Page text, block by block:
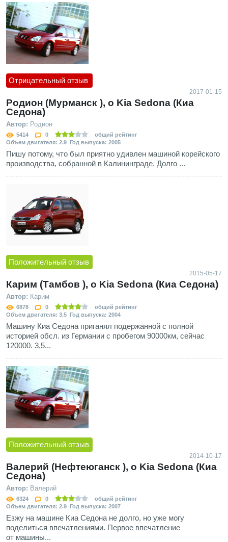
Отрицательный отзыв
2017-01-15
Родион (Мурманск ), о Kia Sedona (Киа
Седона)
Автор: Родион
5414 0
общий рейтинг
Объем двигателя: 2.9 Год выпуска: 2005
Пишу потому, что был приятно удивлен машиной корейского
производства, собранной в Калининграде. Долго ...
Положительный отзыв
2015-05-17
Карим (Тамбов ), о Kia Sedona (Киа Седона)
Автор: Карим
6878 0
общий рейтинг
Объем двигателя: 3.5 Год выпуска: 2004
Машину Киа Седона приганял подержанной с полной
историей обсл. из Германии с пробегом 90000км, сейчас
120000. 3,5...
Положительный отзыв
2014-10-17
Валерий (Нефтеюганск ), о Kia Sedona (Киа
Седона)
Автор: Валерий
6324 0
общий рейтинг
Объем двигателя: 2.9 Год выпуска: 2007
Езжу на машине Киа Седона не долго, но уже могу
поделиться впечатлениями. Первое впечатление
от машины...